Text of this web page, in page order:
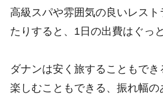
高級スパや雰囲気の良いレス
たりすると、1日の出費はぐっ
ダナンは安く旅することもで
楽しむこともできる、振れ幅の